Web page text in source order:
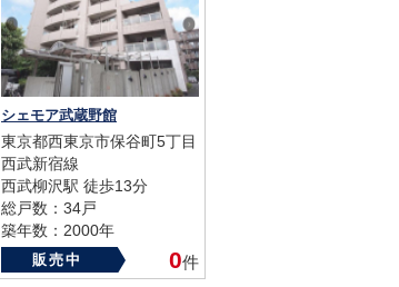
シェモア武蔵野館
東京都西東京市保谷町5丁目
西武新宿線
西武柳沢駅 徒歩13分
総戸数：34戸
築年数：2000年
販売中 0件